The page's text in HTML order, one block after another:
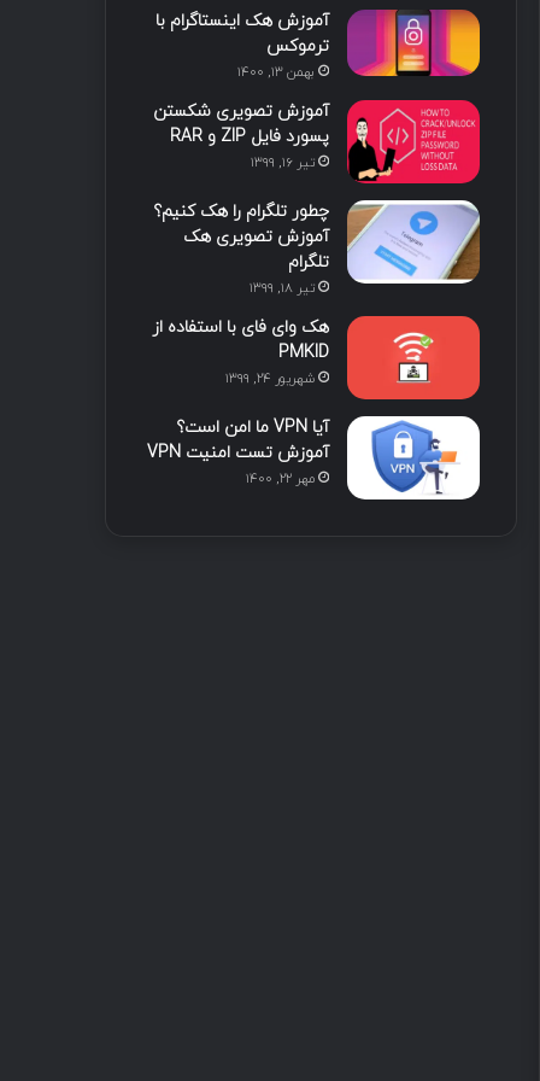
ی
ن
ب
ا
گ
ر
م
م
آموزش هک اینستاگرام با
ترموکس
بهمن ۱۳, ۱۴۰۰
آموزش تصویری شکستن
پسورد فایل ZIP و RAR
تیر ۱۶, ۱۳۹۹
چطور تلگرام را هک کنیم؟
آموزش تصویری هک
تلگرام
تیر ۱۸, ۱۳۹۹
هک وای فای با استفاده از
PMKID
شهریور ۲۴, ۱۳۹۹
آیا VPN ما امن است؟
آموزش تست امنیت VPN
مهر ۲۲, ۱۴۰۰